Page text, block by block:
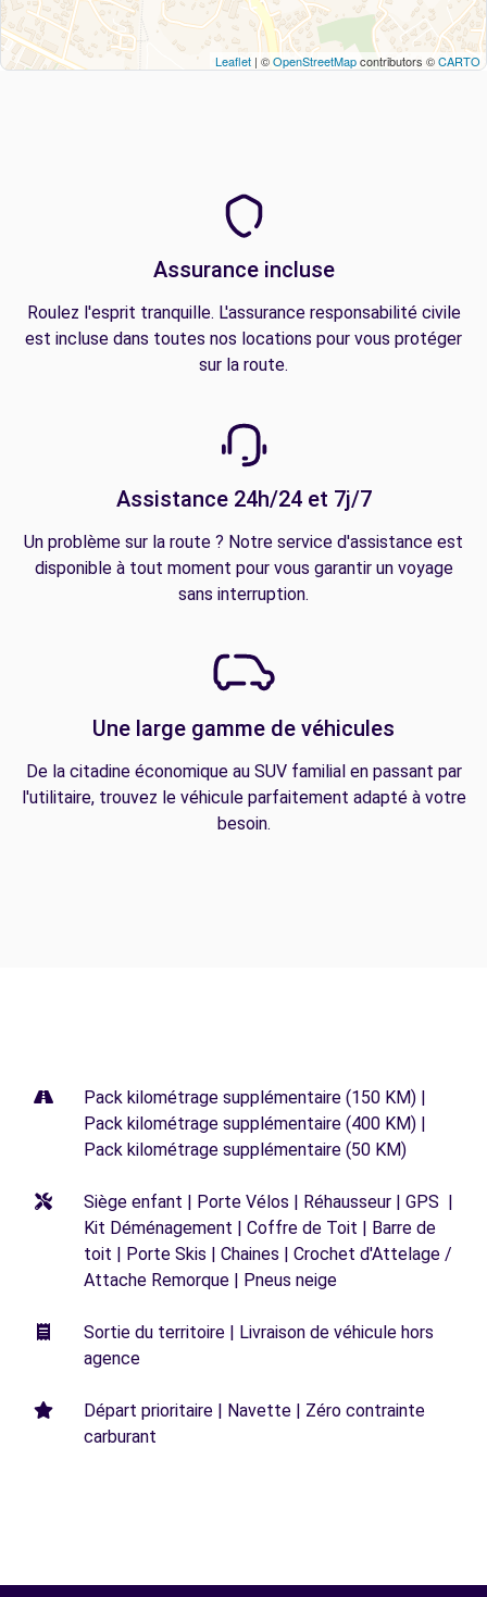
Leaflet | ©OpenStreetMapcontributors ©CARTO
Assurance incluse
Roulez l'esprit tranquille. L'assurance responsabilité civile
est incluse dans toutes nos locations pour vous protéger
sur la route.
Assistance 24h/24 et 7j/7
Un problème sur la route ? Notre service d'assistance est
disponible à tout moment pour vous garantir un voyage
sans interruption.
Une large gamme de véhicules
De la citadine économique au SUV familial en passant par
l'utilitaire, trouvez le véhicule parfaitement adapté à votre
besoin.
Pack kilométrage supplémentaire (150 KM) |
Pack kilométrage supplémentaire (400 KM) |
Pack kilométrage supplémentaire (50 KM)
Siège enfant | Porte Vélos | Réhausseur | GPS |
Kit Déménagement | Coffre de Toit | Barre de
toit | Porte Skis | Chaines | Crochet d'Attelage /
Attache Remorque | Pneus neige
Sortie du territoire | Livraison de véhicule hors
agence
Départ prioritaire | Navette | Zéro contrainte
carburant